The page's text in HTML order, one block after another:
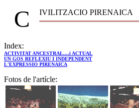
C IVILITZACIO PIRENAICA
Index:
ACTIVITAT ANCESTRAL....i ACTUAL
UN GOS REFLEXIU I INDEPENDENT
L'EXPRESSIO PIRENAICA
Fotos de l'artícle: